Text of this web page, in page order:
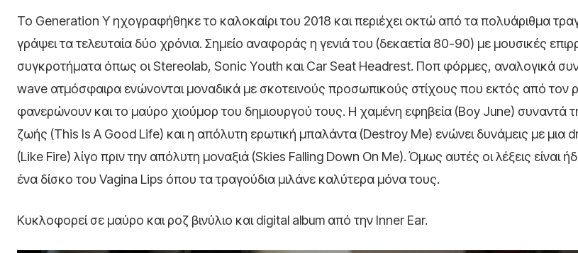
Το Generation Y ηχογραφήθηκε το καλοκαίρι του 2018 και περιέχει οκτώ από τα πολυάριθμα
γράψει τα τελευταία δύο χρόνια. Σημείο αναφοράς η γενιά του (δεκαετία 80-90) με μουσικές
συγκροτήματα όπως οι Stereolab, Sonic Υouth και Car Seat Headrest. Ποπ φόρμες, αναλογικά
wave ατμόσφαιρα ενώνονται μοναδικά με σκοτεινούς προσωπικούς στίχους που εκτός από τον
φανερώνουν και το μαύρο χιούμορ του δημιουργού τους. Η χαμένη εφηβεία (Boy June) συναντά τη
ζωής (This Is A Good Life) και η απόλυτη ερωτική μπαλάντα (Destroy Me) ενώνει δυνάμεις με μια
(Like Fire) λίγο πριν την απόλυτη μοναξιά (Skies Falling Down On Me). Όμως αυτές οι λέξεις είναι
ένα δίσκο του Vagina Lips όπου τα τραγούδια μιλάνε καλύτερα μόνα τους.
Κυκλοφορεί σε μαύρο και ροζ βινύλιο και digital album από την Inner Ear.